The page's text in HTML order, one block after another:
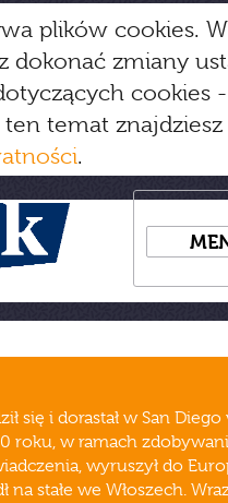
plików cookies.
dokonać zmiany
cookies
temat
.
się i dorastał w San Diego
roku, w ramach
wyruszył do
na stałe we Włoszech.